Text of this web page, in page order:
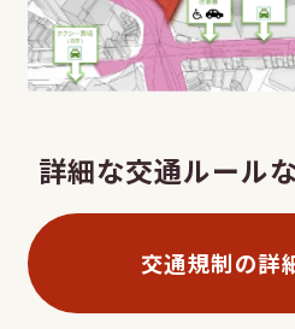
詳細な交通ルール
交通規制の詳